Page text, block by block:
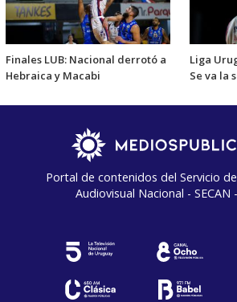
Finales LUB: Nacional derrotó a
Hebraica y Macabi
Liga
Se va la
Portal de contenidos del Servicio
Audiovisual Nacional - SECAN